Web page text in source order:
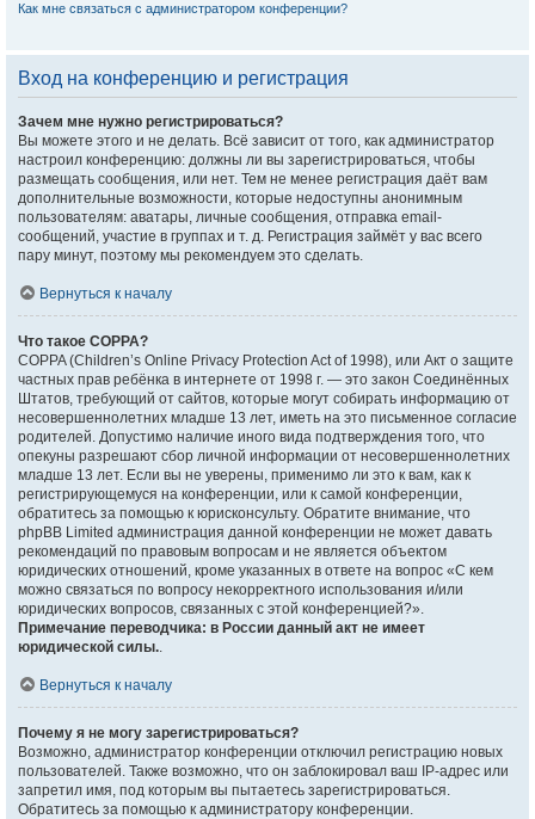
Как мне связаться с администратором конференции?
Вход на конференцию и регистрация
Зачем мне нужно регистрироваться?
Вы можете этого и не делать. Всё зависит от того, как администратор
настроил конференцию: должны ли вы зарегистрироваться, чтобы
размещать сообщения, или нет. Тем не менее регистрация даёт вам
дополнительные возможности, которые недоступны анонимным
пользователям: аватары, личные сообщения, отправка email-
сообщений, участие в группах и т. д. Регистрация займёт у вас всего
пару минут, поэтому мы рекомендуем это сделать.
Вернуться к началу
Что такое COPPA?
COPPA (Children’s Online Privacy Protection Act of 1998), или Акт о защите
частных прав ребёнка в интернете от 1998 г. — это закон Соединённых
Штатов, требующий от сайтов, которые могут собирать информацию от
несовершеннолетних младше 13 лет, иметь на это письменное согласие
родителей. Допустимо наличие иного вида подтверждения того, что
опекуны разрешают сбор личной информации от несовершеннолетних
младше 13 лет. Если вы не уверены, применимо ли это к вам, как к
регистрирующемуся на конференции, или к самой конференции,
обратитесь за помощью к юрисконсульту. Обратите внимание, что
phpBB Limited администрация данной конференции не может давать
рекомендаций по правовым вопросам и не является объектом
юридических отношений, кроме указанных в ответе на вопрос «С кем
можно связаться по вопросу некорректного использования и/или
юридических вопросов, связанных с этой конференцией?».
Примечание переводчика: в России данный акт не имеет
юридической силы..
Вернуться к началу
Почему я не могу зарегистрироваться?
Возможно, администратор конференции отключил регистрацию новых
пользователей. Также возможно, что он заблокировал ваш IP-адрес или
запретил имя, под которым вы пытаетесь зарегистрироваться.
Обратитесь за помощью к администратору конференции.